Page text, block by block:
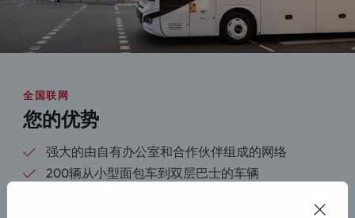
您的优势
全国联网
强大的由自有办公室和合作伙伴组成的网络
200辆从小型面包车到双层巴士的车辆